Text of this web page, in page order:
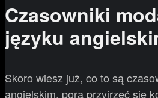
Czasowniki
języku
Skoro wiesz już, co to są
angielskim, pora przyjrzeć się